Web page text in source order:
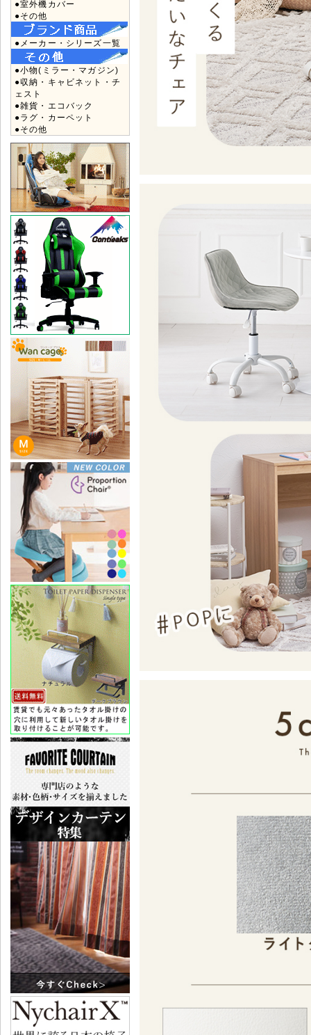
●室外機カバー
●その他
●メーカー・シリーズ一覧
●小物(ミラー・マガジン)
●収納・キャビネット・チ
ェスト
●雑貨・エコバック
●ラグ・カーペット
●その他